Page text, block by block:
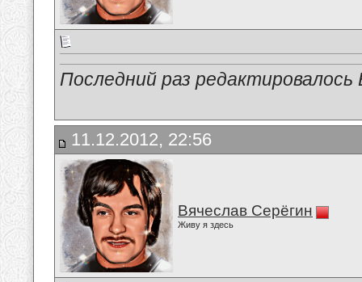
Последний раз
11.12.2012, 22:56
Вячеслав Серёгин
Живу я здесь